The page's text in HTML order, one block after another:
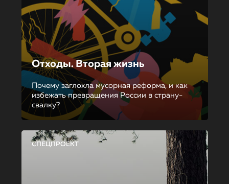
Отходы. Вторая жизнь
Почему заглохла мусорная реформа, и как
избежать превращения России в страну-
свалку?
СПЕЦПРОЕКТ